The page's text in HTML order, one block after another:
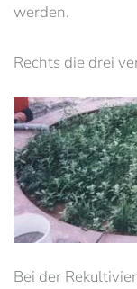
werden.
Rechts die drei
Bei der